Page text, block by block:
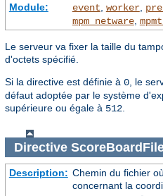
Module:
event worker,
mpm_netware,
Le serveur va fixer la taille du
d'octets spécifié.
Si la directive est définie à 0 , le
défaut adoptée par le système
supérieure ou égale à 512
Directive
Description: Chemin du fichier
concernant la